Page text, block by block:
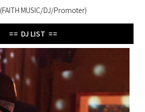
(FAITH MUSIC/DJ/Promoter)
== DJ LIST ==